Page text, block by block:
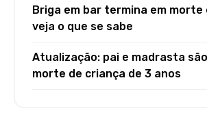
Briga em bar termina em morte
veja o que se sabe
Atualização: pai e madrasta
morte de criança de 3 anos